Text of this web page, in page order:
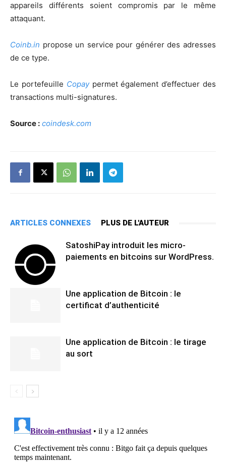
appareils différents soient compromis par le même
attaquant.
Coinb.in propose un service pour générer des adresses
de ce type.
Le portefeuille Copaypermet également d’effectuer des
transactions multi-signatures.
Source : coindesk.com
ARTICLES CONNEXES PLUS DE L'AUTEUR
SatoshiPay introduit les micro-
paiements en bitcoins sur WordPress.
Une application de Bitcoin : le
certificat d’authenticité
Une application de Bitcoin : le tirage
au sort